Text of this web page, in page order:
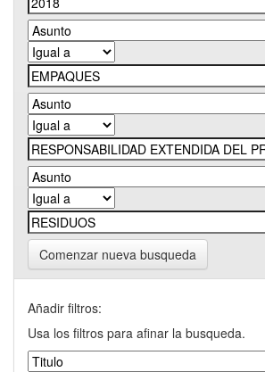
Comenzar nueva busqueda
Añadir filtros:
Usa los filtros para afinar la busqueda.